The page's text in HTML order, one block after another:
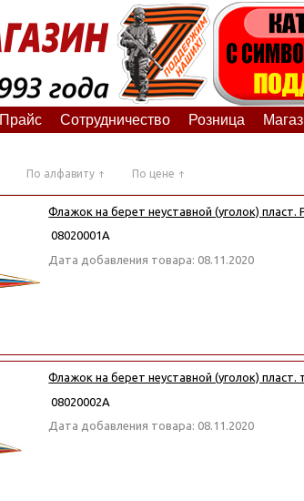
Прайс Сотрудничество Розница
По алфавиту По цене
Флажок на берет неуставной (уголок) пласт.
08020001А
Дата добавления товара: 08.11.2020
Флажок на берет неуставной (уголок)
08020002А
Дата добавления товара: 08.11.2020